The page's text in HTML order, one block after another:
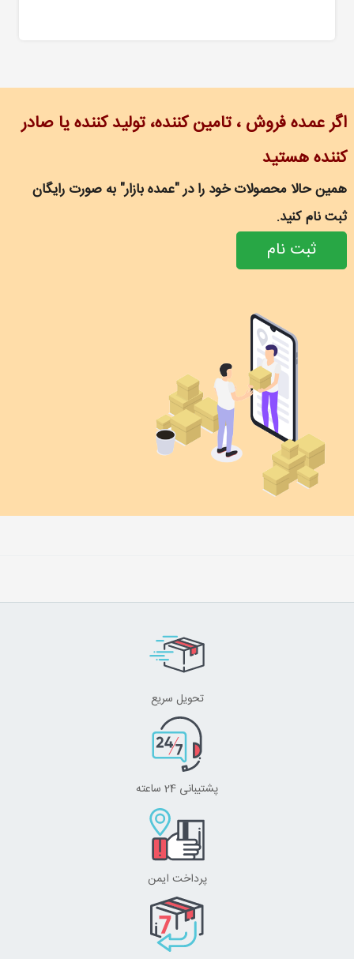
اگر عمده فروش ، تامین کننده، تولید کننده یا صادر
کننده هستید
همین حالا محصولات خود را در "عمده بازار" به صورت رایگان
ثبت نام کنید.
ثبت نام
تحویل سریع
پشتیبانی 24 ساعته
پرداخت ایمن